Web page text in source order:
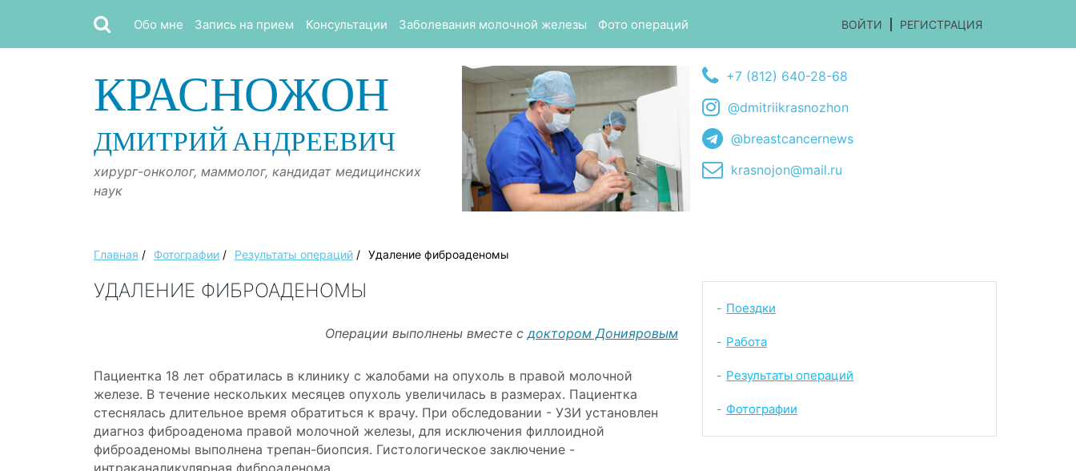
Обо мне Запись на прием Консультации Заболевания молочной железы Фото операций ВОЙТИ РЕГИСТРАЦИЯ
КРАСНОЖОН
ДМИТРИЙ АНДРЕЕВИЧ
хирург-онколог, маммолог, кандидат медицинских
наук
+7 (812) 640-28-68
@dmitriikrasnozhon
@breastcancernews
krasnojon@mail.ru
Главная / Фотографии / Результаты операций / Удаление фиброаденомы
УДАЛЕНИЕ ФИБРОАДЕНОМЫ
Операции выполнены вместе сдоктором Донияровым
Пациентка 18 лет обратилась в клинику с жалобами на опухоль в правой молочной
железе. В течение нескольких месяцев опухоль увеличилась в размерах. Пациентка
стеснялась длительное время обратиться к врачу. При обследовании - УЗИ установлен
диагноз фиброаденома правой молочной железы, для исключения филлоидной
фиброаденомы выполнена трепан-биопсия. Гистологическое заключение -
- Поездки
- Работа
- Результаты операций
- Фотографии